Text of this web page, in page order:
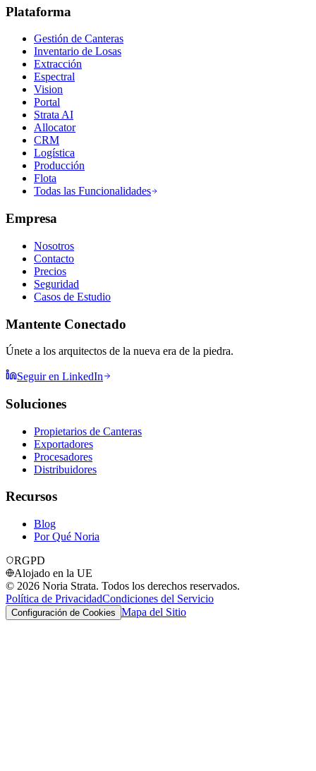
Plataforma
Gestión de Canteras
Inventario de Losas
Extracción
Espectral
Vision
Portal
Strata AI
Allocator
CRM
Logística
Producción
Flota
Todas las Funcionalidades
Empresa
Nosotros
Contacto
Precios
Seguridad
Casos de Estudio
Mantente Conectado
Únete a los arquitectos de la nueva era de la piedra.
Seguir en LinkedIn
Soluciones
Propietarios de Canteras
Exportadores
Procesadores
Distribuidores
Recursos
Blog
Por Qué Noria
RGPD
Alojado en la UE
© 2026 Noria Strata. Todos los derechos reservados.
Política de PrivacidadCondiciones del Servicio
Configuración de Cookies Mapa del Sitio